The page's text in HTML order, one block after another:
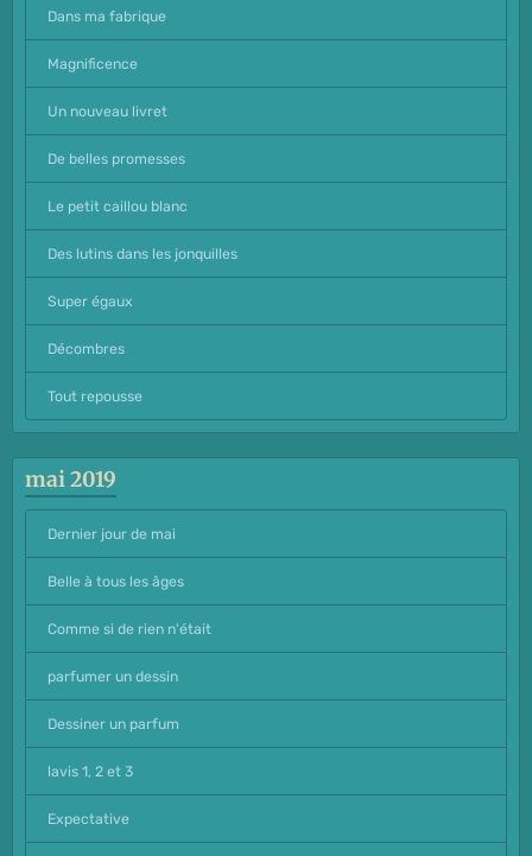
Dans ma fabrique
Magnificence
Un nouveau livret
De belles promesses
Le petit caillou blanc
Des lutins dans les jonquilles
Super égaux
Décombres
Tout repousse
mai 2019
Dernier jour de mai
Belle à tous les âges
Comme si de rien n'était
parfumer un dessin
Dessiner un parfum
lavis 1, 2 et 3
Expectative